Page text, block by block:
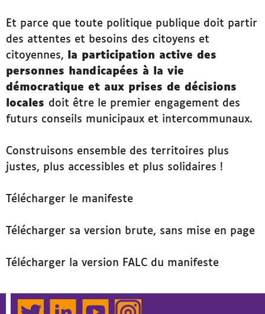
Et parce que toute politique publique doit partir
des attentes et besoins des citoyens et
citoyennes, la participation active des
personnes handicapées à la vie
démocratique et aux prises de décisions
locales doit être le premier engagement des
futurs conseils municipaux et intercommunaux.
Construisons ensemble des territoires plus
justes, plus accessibles et plus solidaires !
Télécharger le manifeste
Télécharger sa version brute, sans mise en page
Télécharger la version FALC du manifeste